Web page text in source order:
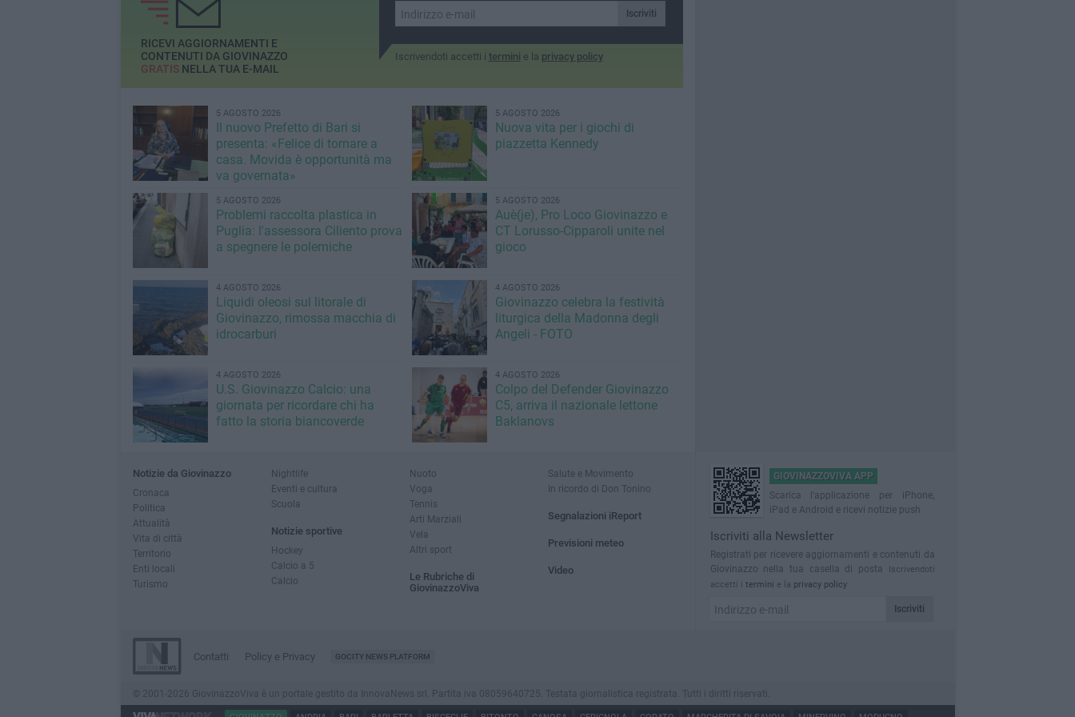
Democratico
alla Polizia Locale, Salvatore
Stallone
Iscriviti
Iscrivendoti accetti i termini e la privacy policy
RICEVI AGGIORNAMENTI E
CONTENUTI DA GIOVINAZZO
GRATISNELLA TUA E-MAIL
5 AGOSTO 2026
Il nuovo Prefetto di Bari si
presenta: «Felice di tornare a
casa. Movida è opportunità ma
va governata»
5 AGOSTO 2026
Nuova vita per i giochi di
piazzetta Kennedy
5 AGOSTO 2026
Problemi raccolta plastica in
Puglia: l'assessora Ciliento prova
a spegnere le polemiche
5 AGOSTO 2026
Auè(je), Pro Loco Giovinazzo e
CT Lorusso-Cipparoli unite nel
gioco
4 AGOSTO 2026
Liquidi oleosi sul litorale di
Giovinazzo, rimossa macchia di
idrocarburi
4 AGOSTO 2026
Giovinazzo celebra la festività
liturgica della Madonna degli
Angeli - FOTO
4 AGOSTO 2026
U.S. Giovinazzo Calcio: una
giornata per ricordare chi ha
fatto la storia biancoverde
4 AGOSTO 2026
Colpo del Defender Giovinazzo
C5, arriva il nazionale lettone
Baklanovs
Notizie da Giovinazzo
Cronaca
Politica
Attualità
Vita di città
Territorio
Enti locali
Turismo
Nightlife
Eventi e cultura
Scuola
Notizie sportive
Hockey
Calcio a 5
Calcio
Nuoto
Voga
Tennis
Arti Marziali
Vela
Altri sport
Le Rubriche di
GiovinazzoViva
Salute e Movimento
In ricordo di Don Tonino
Segnalazioni iReport
Previsioni meteo
Video
GIOVINAZZOVIVA APP
Scarica l'applicazione per iPhone,
iPad e Android e ricevi notizie push
Iscriviti alla Newsletter
Registrati per ricevere aggiornamenti e contenuti da
Giovinazzo nella tua casella di posta
Iscrivendoti
accetti i termini e la privacy policy
Iscriviti
Contatti Policy e Privacy GOCITY NEWS PLATFORM
© 2001-2026 GiovinazzoViva è un portale gestito da InnovaNews srl. Partita iva 08059640725. Testata giornalistica registrata. Tutti i diritti riservati.